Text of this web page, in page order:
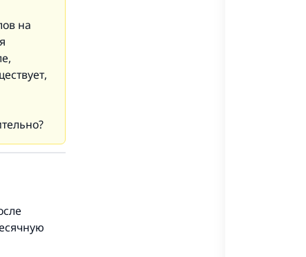
на